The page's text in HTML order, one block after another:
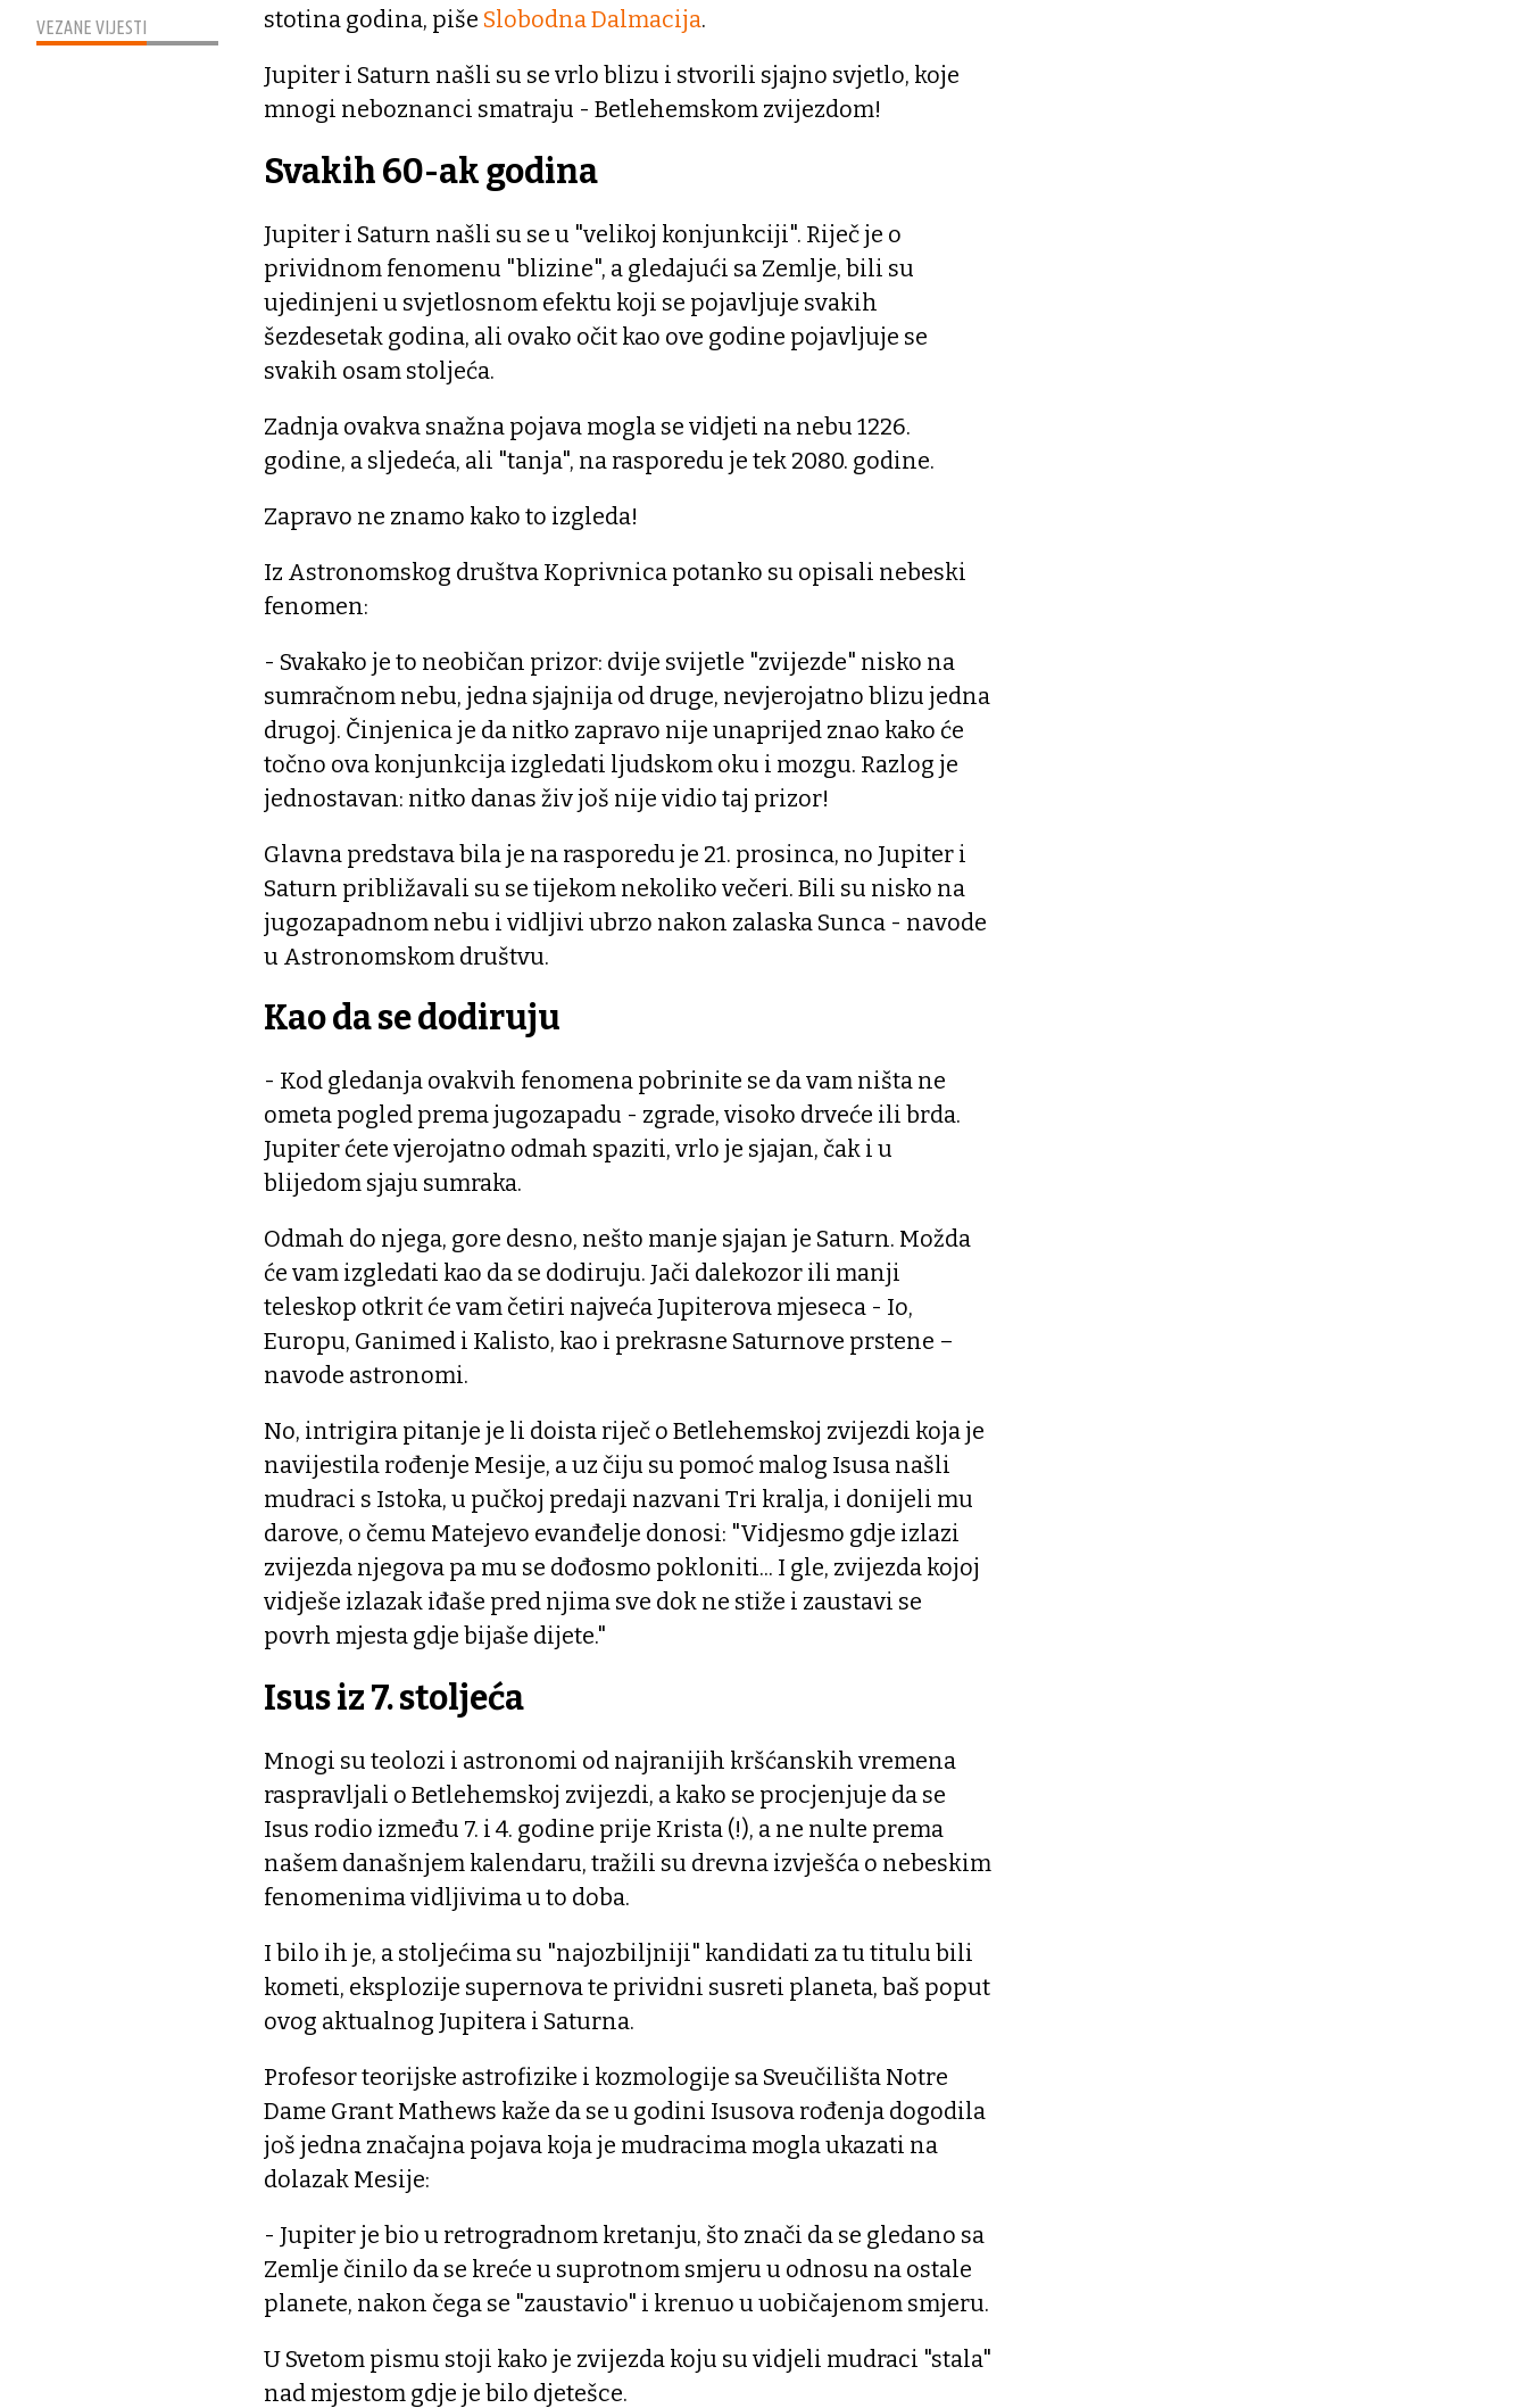
VEZANE VIJESTI
stotina godina, piše Slobodna Dalmacija.
Jupiter i Saturn našli su se vrlo blizu i stvorili sjajno svjetlo, koje
mnogi neboznanci smatraju - Betlehemskom zvijezdom!
Svakih 60-ak godina
Jupiter i Saturn našli su se u "velikoj konjunkciji". Riječ je o
prividnom fenomenu "blizine", a gledajući sa Zemlje, bili su
ujedinjeni u svjetlosnom efektu koji se pojavljuje svakih
šezdesetak godina, ali ovako očit kao ove godine pojavljuje se
svakih osam stoljeća.
Zadnja ovakva snažna pojava mogla se vidjeti na nebu 1226.
godine, a sljedeća, ali "tanja", na rasporedu je tek 2080. godine.
Zapravo ne znamo kako to izgleda!
Iz Astronomskog društva Koprivnica potanko su opisali nebeski
fenomen:
- Svakako je to neobičan prizor: dvije svijetle "zvijezde" nisko na
sumračnom nebu, jedna sjajnija od druge, nevjerojatno blizu jedna
drugoj. Činjenica je da nitko zapravo nije unaprijed znao kako će
točno ova konjunkcija izgledati ljudskom oku i mozgu. Razlog je
jednostavan: nitko danas živ još nije vidio taj prizor!
Glavna predstava bila je na rasporedu je 21. prosinca, no Jupiter i
Saturn približavali su se tijekom nekoliko večeri. Bili su nisko na
jugozapadnom nebu i vidljivi ubrzo nakon zalaska Sunca - navode
u Astronomskom društvu.
Kao da se dodiruju
- Kod gledanja ovakvih fenomena pobrinite se da vam ništa ne
ometa pogled prema jugozapadu - zgrade, visoko drveće ili brda.
Jupiter ćete vjerojatno odmah spaziti, vrlo je sjajan, čak i u
blijedom sjaju sumraka.
Odmah do njega, gore desno, nešto manje sjajan je Saturn. Možda
će vam izgledati kao da se dodiruju. Jači dalekozor ili manji
teleskop otkrit će vam četiri najveća Jupiterova mjeseca - Io,
Europu, Ganimed i Kalisto, kao i prekrasne Saturnove prstene –
navode astronomi.
No, intrigira pitanje je li doista riječ o Betlehemskoj zvijezdi koja je
navijestila rođenje Mesije, a uz čiju su pomoć malog Isusa našli
mudraci s Istoka, u pučkoj predaji nazvani Tri kralja, i donijeli mu
darove, o čemu Matejevo evanđelje donosi: "Vidjesmo gdje izlazi
zvijezda njegova pa mu se dođosmo pokloniti... I gle, zvijezda kojoj
vidješe izlazak iđaše pred njima sve dok ne stiže i zaustavi se
povrh mjesta gdje bijaše dijete."
Isus iz 7. stoljeća
Mnogi su teolozi i astronomi od najranijih kršćanskih vremena
raspravljali o Betlehemskoj zvijezdi, a kako se procjenjuje da se
Isus rodio između 7. i 4. godine prije Krista (!), a ne nulte prema
našem današnjem kalendaru, tražili su drevna izvješća o nebeskim
fenomenima vidljivima u to doba.
I bilo ih je, a stoljećima su "najozbiljniji" kandidati za tu titulu bili
kometi, eksplozije supernova te prividni susreti planeta, baš poput
ovog aktualnog Jupitera i Saturna.
Profesor teorijske astrofizike i kozmologije sa Sveučilišta Notre
Dame Grant Mathews kaže da se u godini Isusova rođenja dogodila
još jedna značajna pojava koja je mudracima mogla ukazati na
dolazak Mesije:
- Jupiter je bio u retrogradnom kretanju, što znači da se gledano sa
Zemlje činilo da se kreće u suprotnom smjeru u odnosu na ostale
planete, nakon čega se "zaustavio" i krenuo u uobičajenom smjeru.
U Svetom pismu stoji kako je zvijezda koju su vidjeli mudraci "stala"
nad mjestom gdje je bilo djetešce.